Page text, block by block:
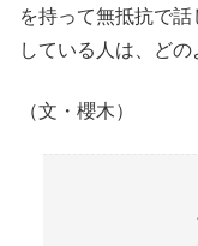
を持って無抵抗で
している人は、ど
（文・櫻木）